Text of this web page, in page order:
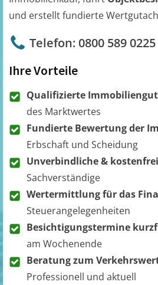
und erstellt fundierte
Telefon: 0800 589 0225
Ihre Vorteile
Qualifizierte
des Marktwertes
Fundierte Bewertung der
Erbschaft und Scheidung
Unverbindliche &
Sachverständige
Wertermittlung für das
Steuerangelegenheiten
Besichtigungstermine
am Wochenende
Beratung zum
Professionell und aktuell